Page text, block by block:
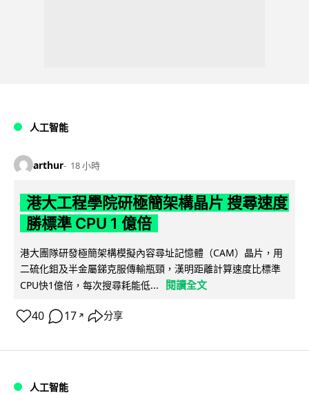
人工智能
arthur 18 小時
港大工程學院研極簡架構晶片 搜尋速度
勝標準 CPU 1 億倍
港大團隊研發極簡架構模擬內容尋址記憶體（CAM）晶片，用
二硫化鉬及半金屬銻克服傳輸瓶頸，漢明距離計算速度比標準
CPU快1億倍，每次搜尋耗能低...
閱讀全文
40 17 ↗ 分享
人工智能